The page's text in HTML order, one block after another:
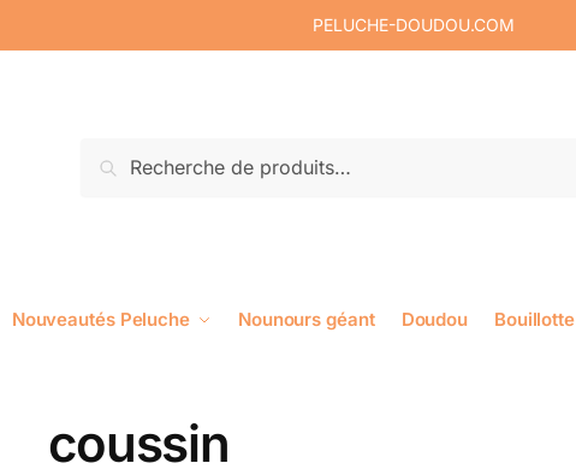
PELUCHE-DOUDOU.COM
Recherche
Nouveautés Peluche Nounours géant Doudou Bouillotte
coussin